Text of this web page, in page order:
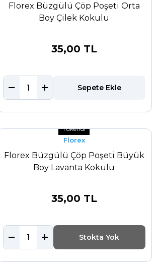
Florex Büzgülü Çöp Poşeti Orta
Boy Çilek Kokulu
35,00 TL
Sepete Ekle
Tükendi
Florex
Florex Büzgülü Çöp Poşeti Büyük
Boy Lavanta Kokulu
35,00 TL
Stokta Yok